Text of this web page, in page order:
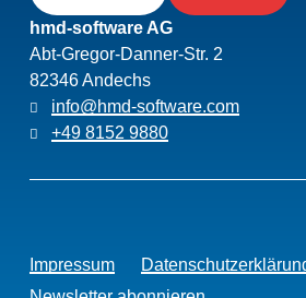
hmd-software AG
Abt-Gregor-Danner-Str. 2
82346 Andechs
info@hmd-software.com
+49 8152 9880
Impressum